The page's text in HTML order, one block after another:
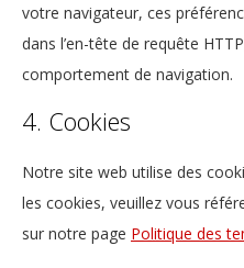
votre navigateur, ces
dans l’en-tête de requête
comportement de navigation.
4. Cookies
Notre site web utilise des
les cookies, veuillez vous
sur notre page Politique des